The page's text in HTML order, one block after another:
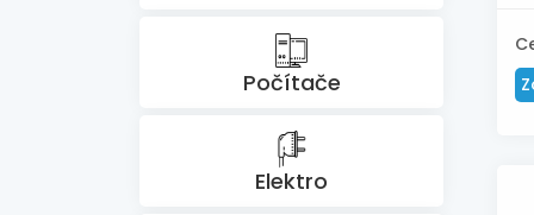
Počítače
Elektro